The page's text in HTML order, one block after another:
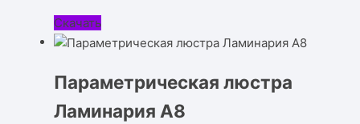
Скачать
Параметрическая люстра
Ламинария А8